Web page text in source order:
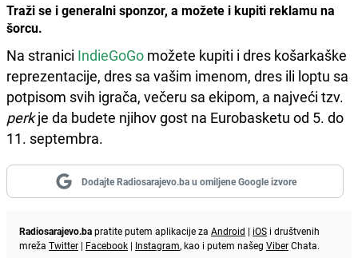
Traži se i generalni sponzor, a možete i kupiti reklamu na
šorcu.
Na stranici IndieGoGo možete kupiti i dres košarkaške
reprezentacije, dres sa vašim imenom, dres ili loptu sa
potpisom svih igrača, večeru sa ekipom, a najveći tzv.
perkje da budete njihov gost na Eurobasketu od 5. do
11. septembra.
Dodajte Radiosarajevo.ba u omiljene Google izvore
Radiosarajevo.bapratite putem aplikacije za Android | iOS i društvenih
mreža Twitter | Facebook | Instagram, kao i putem našeg ViberChata.